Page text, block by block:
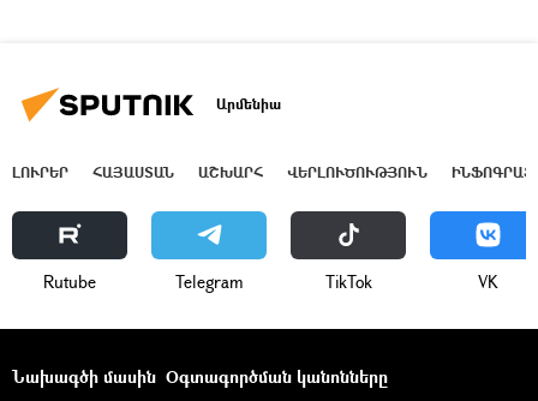
Արմենիա
ԼՈՒՐԵՐ ՀԱՅԱՍՏԱՆ ԱՇԽԱՐՀ ՎԵՐԼՈՒԾՈՒԹՅՈՒՆ
Rutube Telegram ТikТоk VK
Նախագծի մասին Օգտագործման կանոնները